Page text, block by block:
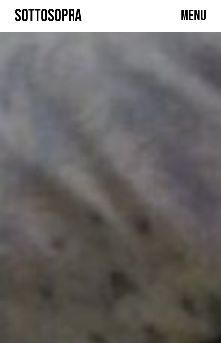
Skip
content
SOTTOSOPRA MENU